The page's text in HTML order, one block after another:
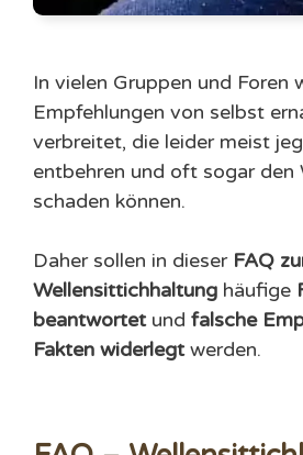
In vielen Gruppen und Foren
Empfehlungen von selbst
verbreitet, die leider meist
entbehren und oft sogar den
schaden können.
Daher sollen in dieser FAQ
Wellensittichhaltung häufige
beantwortetund falsche
Fakten widerlegtwerden.